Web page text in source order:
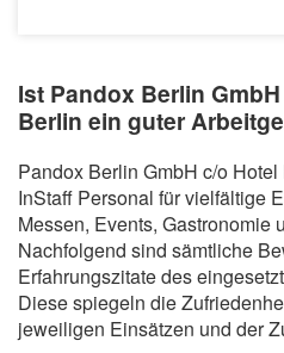
Ist Pandox Berlin
Berlin ein guter
Pandox Berlin GmbH c/o
InStaff Personal für vielfältige
Messen, Events, Gastronomie
Nachfolgend sind sämtliche
Erfahrungszitate des
Diese spiegeln die
jeweiligen Einsätzen und der